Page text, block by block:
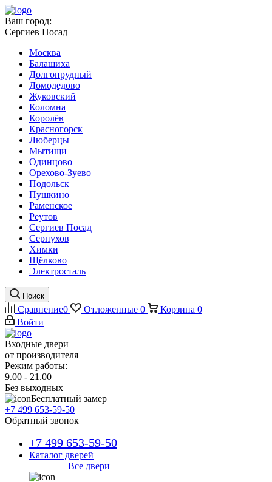
Ваш город:
Сергиев Посад
Москва
Балашиха
Долгопрудный
Домодедово
Жуковский
Коломна
Королёв
Красногорск
Люберцы
Мытищи
Одинцово
Орехово-Зуево
Подольск
Пушкино
Раменское
Реутов
Сергиев Посад
Серпухов
Химки
Щёлково
Электросталь
Поиск
Сравнение0 Отложенные 0 Корзина 0
Войти
Входные двери
от производителя
Режим работы:
9.00 - 21.00
Без выходных
Бесплатный замер
+7 499 653-59-50
Обратный звонок
+7 499 653-59-50
Каталог дверей
Все двери